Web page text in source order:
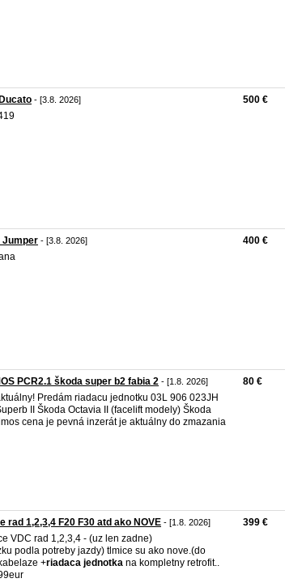
- [3.8. 2026] 500 €
Jumper - [3.8. 2026] 400 €
PCR2.1 škoda super b2 fabia 2 - [1.8. 2026]
Predám riadacu jednotku 03L 906 023JH
II Škoda Octavia II (facelift modely) Škoda
cena je pevná inzerát je aktuálny do zmazania
80 €
rad 1,2,3,4 F20 F30 atd ako NOVE - [1.8. 2026]
VDC rad 1,2,3,4 - (uz len zadne)
podla potreby jazdy) tlmice su ako nove.(do
+riadaca jednotka na kompletny retrofit..
399 €